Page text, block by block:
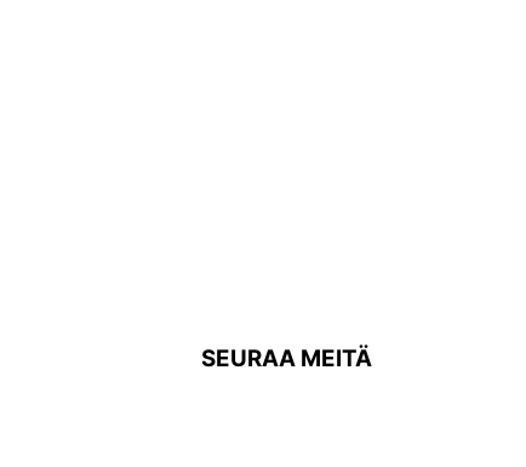
SEURAA MEITÄ